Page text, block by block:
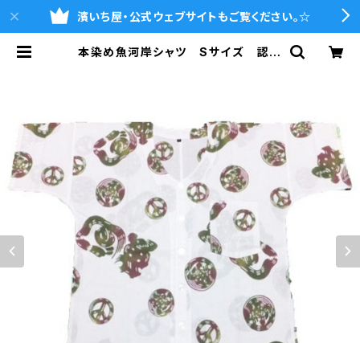
濱いち屋・公式ウェブサイトもご覧ください。☆
本染め魚河岸シャツ Sサイズ 認定
の濱いち屋・通販サイト